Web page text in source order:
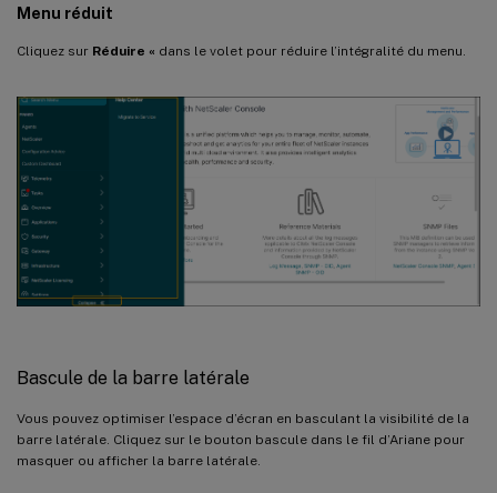
Menu réduit
Cliquez sur Réduire « dans le volet pour réduire l’intégralité du menu.
Bascule de la barre latérale
Vous pouvez optimiser l’espace d’écran en basculant la visibilité de la
barre latérale. Cliquez sur le bouton bascule dans le fil d’Ariane pour
masquer ou afficher la barre latérale.